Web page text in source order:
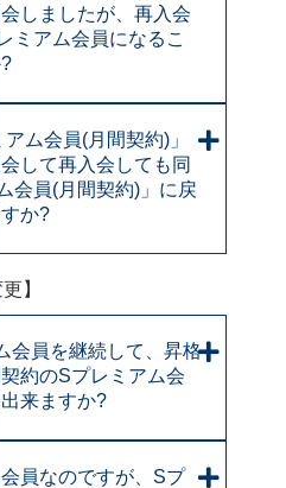
会しましたが、再入会
ミアム会員になるこ
アム会員(月間契約)」
して再入会しても同
会員(月間契約)」に戻
か?
】
会員を継続して、昇格
契約のSプレミアム会
出来ますか?
会員なのですが、Sプ